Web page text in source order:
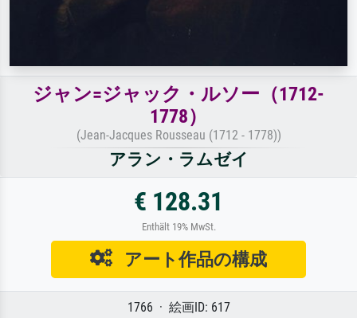
ジャン=ジャック・ルソー（1712-
1778）
(Jean-Jacques Rousseau (1712 - 1778))
アラン・ラムゼイ
€ 128.31
Enthält 19% MwSt.
アート作品の構成
1766 · 絵画ID: 617